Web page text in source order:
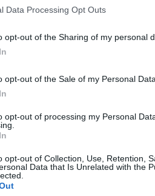
Data Processing Opt Outs
opt-out of the Sharing of my personal
opt-out of the Sale of my Personal Data.
opt-out of processing my Personal
opt-out of Collection, Use, Retention,
Data that Is Unrelated with the
mai avuto un evento
Giovanna Liuzzo, associato
Cuore, direttore della Uosd
Gemelli Irccs, componente
del work
principali fattori di rischio
sigaretta, sedentarietà,
40% dei soggetti con
range ottimale), si
ictus ischemico o morte
necessario un